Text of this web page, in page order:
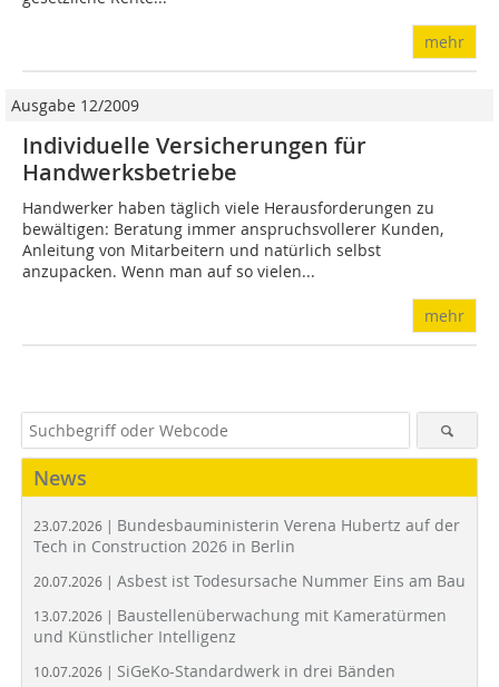
mehr
Ausgabe 12/2009
Individuelle Versicherungen für
Handwerksbetriebe
Handwerker haben täglich viele Herausforderungen zu
bewältigen: Beratung immer anspruchsvollerer Kunden,
Anleitung von Mitarbeitern und natürlich selbst
anzupacken. Wenn man auf so vielen...
mehr
News
23.07.2026 | Bundesbauministerin Verena Hubertz auf der
Tech in Construction 2026 in Berlin
20.07.2026 | Asbest ist Todesursache Nummer Eins am Bau
13.07.2026 | Baustellenüberwachung mit Kameratürmen
und Künstlicher Intelligenz
10.07.2026 | SiGeKo-Standardwerk in drei Bänden